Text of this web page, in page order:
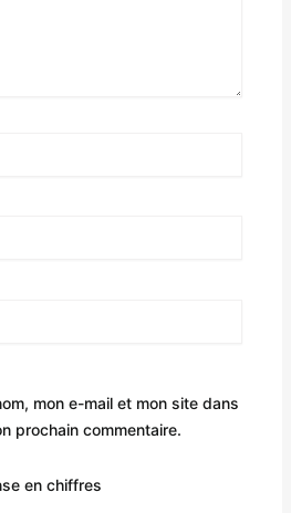
mon e-mail et mon site dans
prochain commentaire.
en chiffres